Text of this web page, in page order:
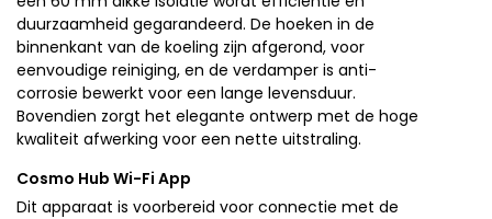
duurzaamheid gegarandeerd. De hoeken in de
binnenkant van de koeling zijn afgerond, voor
eenvoudige reiniging, en de verdamper is anti-
corrosie bewerkt voor een lange levensduur.
Bovendien zorgt het elegante ontwerp met de hoge
kwaliteit afwerking voor een nette uitstraling.
Cosmo Hub Wi-Fi App
Dit apparaat is voorbereid voor connectie met de